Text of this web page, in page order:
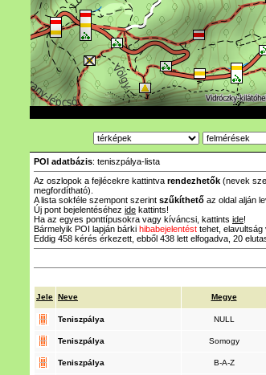
POI adatbázis: teniszpálya-lista
Az oszlopok a fejlécekre kattintva rendezhetők (nevek
megfordítható).
A lista sokféle szempont szerint szűkíthető az oldal alján
Új pont bejelentéséhez ide kattints!
Ha az egyes ponttípusokra vagy kíváncsi, kattints ide!
Bármelyik POI lapján bárki hibabejelentést tehet, elavultság
Eddig 458 kérés érkezett, ebből 438 lett elfogadva, 20
Jele Neve Megye
Teniszpálya
NULL
Teniszpálya Somogy
Teniszpálya B-A-Z